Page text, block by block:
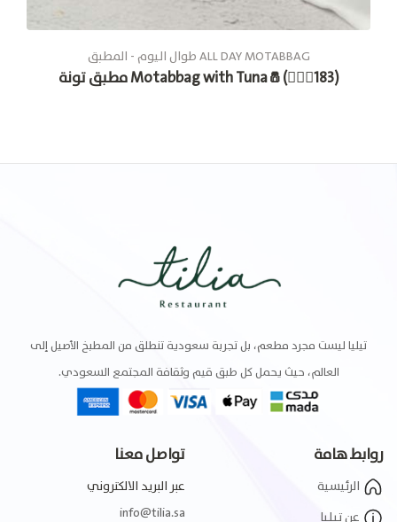
طوال الیوم - المطبق ALL DAY MOTABBAG
مطبق تونة Motabbag with Tuna🧂(🚶🏽‍♂183)
تيليا ليست مجرد مطعم، بل تجربة سعودية تنطلق من المطبخ الأصيل إلى
العالم، حيث يحمل كل طبق قيم وثقافة المجتمع السعودي.
روابط هامة
الرئيسية
عن تيليا
تواصل معنا
عبر البريد الالكتروني
info@tilia.sa